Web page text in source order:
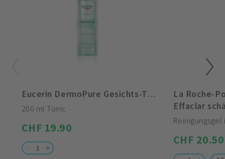
Eucerin DermoPure Gesichts-Tonic
200 ml Tonic
CHF 19.90
La Roche-
Effaclar
Reinigungsgel
CHF 20.50